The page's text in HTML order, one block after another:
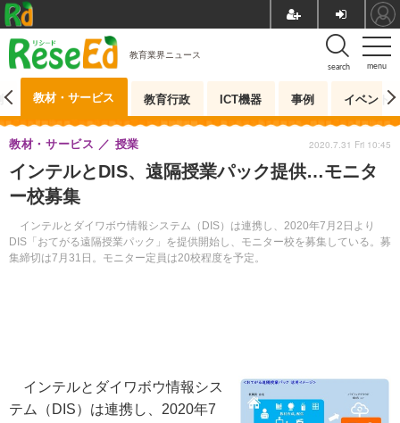
menu
search
教育業界ニュース
教材・サービス 教育行政 ICT機器 事例 イベント
インテルとDIS、遠隔授業パック提供…モニタ
ー校募集
インテルとダイワボウ情報システム（DIS）は連携し、2020年7月2日より
DIS「おてがる遠隔授業パック」を提供開始し、モニター校を募集している。募
集締切は7月31日。モニター定員は20校程度を予定。
教材・サービス 授業 2020.7.31 Fri 10:45
インテルとダイワボウ情報シス
テム（DIS）は連携し、2020年7